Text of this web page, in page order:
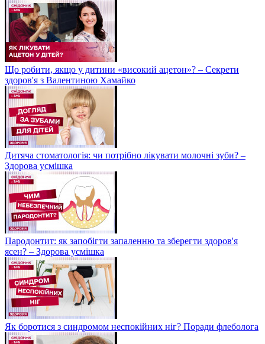
Що робити, якщо у дитини «високий ацетон»? – Секрети
здоров'я з Валентиною Хамайко
Дитяча стоматологія: чи потрібно лікувати молочні зуби? –
Здорова усмішка
Пародонтит: як запобігти запаленню та зберегти здоров'я
ясен? – Здорова усмішка
Як боротися з синдромом неспокійних ніг? Поради флеболога